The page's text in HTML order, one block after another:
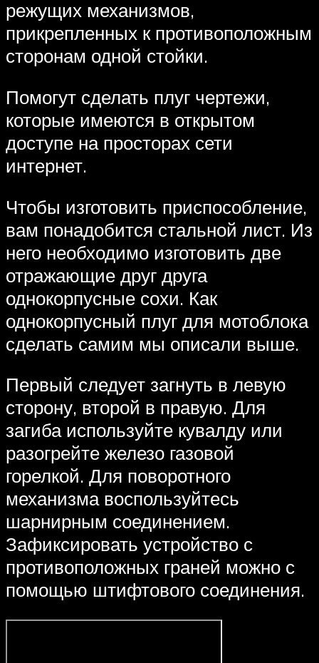
режущих механизмов,
прикрепленных к противоположным
сторонам одной стойки.
Помогут сделать плуг чертежи,
которые имеются в открытом
доступе на просторах сети
интернет.
Чтобы изготовить приспособление,
вам понадобится стальной лист. Из
него необходимо изготовить две
отражающие друг друга
однокорпусные сохи. Как
однокорпусный плуг для мотоблока
сделать самим мы описали выше.
Первый следует загнуть в левую
сторону, второй в правую. Для
загиба используйте кувалду или
разогрейте железо газовой
горелкой. Для поворотного
механизма воспользуйтесь
шарнирным соединением.
Зафиксировать устройство с
противоположных граней можно с
помощью штифтового соединения.